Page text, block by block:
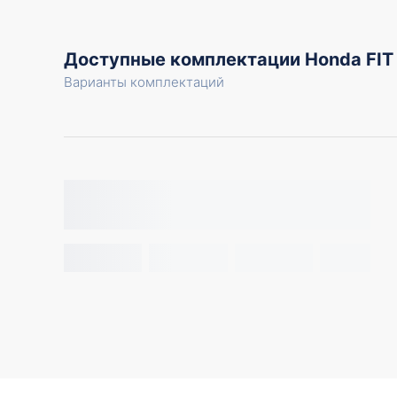
Доступные комплектации Honda FIT
Варианты комплектаций